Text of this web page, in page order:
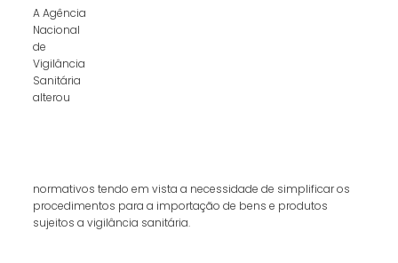
A Agência
Nacional
de
Vigilância
Sanitária
alterou
normativos tendo em vista a necessidade de simplificar os
procedimentos para a importação de bens e produtos
sujeitos a vigilância sanitária.